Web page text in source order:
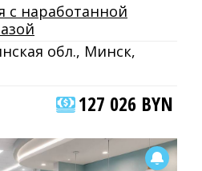
с наработанной
обл., Минск,
127 026 BYN